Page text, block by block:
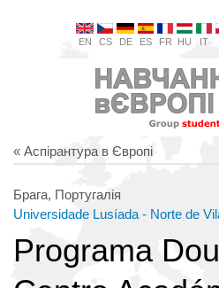
EN CS DE ES FR HU IT
« Аспірантура в Європі
Брага, Португалія
Universidade Lusíada - Norte de
Programa